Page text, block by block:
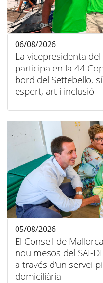
La vicepresidenta
participa en la 44
bord del Settebello,
esport, art i inclusió
06/08/2026
El Consell de
nou mesos del SAI-
a través d’un servei
domiciliària
05/08/2026